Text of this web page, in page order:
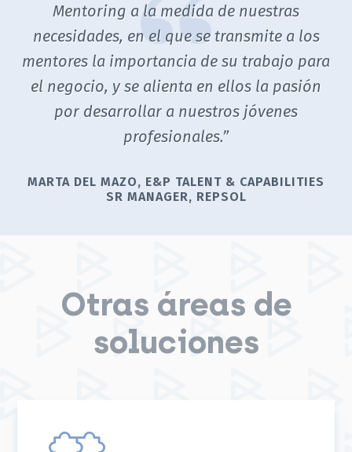
Mentoring a la medida de nuestras
necesidades, en el que se transmite a los
mentores la importancia de su trabajo para
el negocio, y se alienta en ellos la pasión
por desarrollar a nuestros jóvenes
profesionales.”
MARTA DEL MAZO, E&P TALENT & CAPABILITIES
SR MANAGER, REPSOL
Otras áreas de
soluciones